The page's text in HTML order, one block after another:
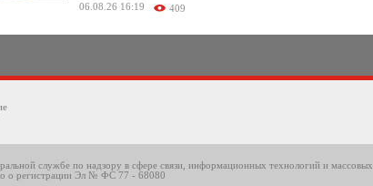
06.08.26 16:19 409
службе по надзору в сфере связи, информационных технологий и массовых
о регистрации Эл № ФС 77 - 68080